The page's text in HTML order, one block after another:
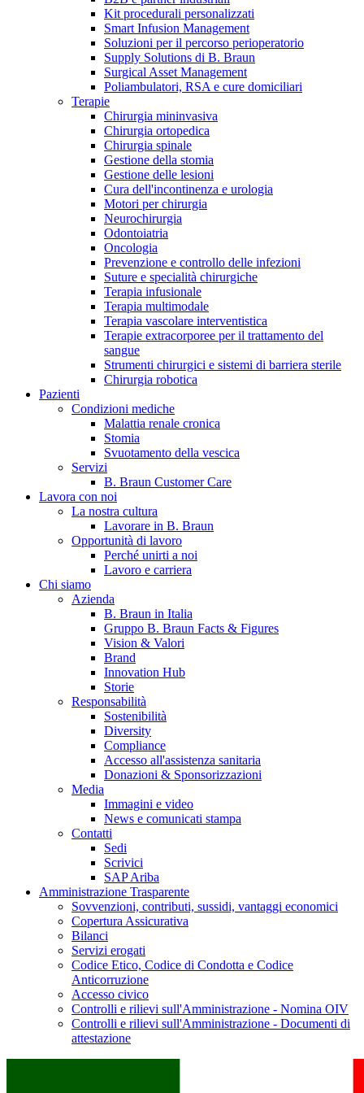
Catalogo prodotti
Trova il prodotto che stai cercando. Visita il catalogo B.
Braun con il nostro portfolio completo.
Hai domande o richieste? Scrivici per entrare subito in
contatto con un nostro referente.
B. Braun in Italia
Scopri chi siamo ed entra nel mondo di B. Braun in Italia: 4
sedi, 4 aziende, più di 700 dipendenti e un Centro di
Eccellenza a livello globale.
Kit procedurali personalizzati
Smart Infusion Management
Soluzioni per il percorso perioperatorio
Supply Solutions di B. Braun
Surgical Asset Management
Poliambulatori, RSA e cure domiciliari
Terapie
Chirurgia mininvasiva
Chirurgia ortopedica
Chirurgia spinale
Gestione della stomia
Gestione delle lesioni
Cura dell'incontinenza e urologia
Motori per chirurgia
Neurochirurgia
Odontoiatria
Oncologia
Prevenzione e controllo delle infezioni
Suture e specialità chirurgiche
Terapia infusionale
Terapia multimodale
Terapia vascolare interventistica
Terapie extracorporee per il trattamento del
sangue
Strumenti chirurgici e sistemi di barriera sterile
Chirurgia robotica
Pazienti
Condizioni mediche
Malattia renale cronica
Stomia
Svuotamento della vescica
Servizi
B. Braun Customer Care
Lavora con noi
La nostra cultura
Lavorare in B. Braun
Opportunità di lavoro
Perché unirti a noi
Lavoro e carriera
Chi siamo
Azienda
B. Braun in Italia
Gruppo B. Braun Facts & Figures
Vision & Valori
Brand
Innovation Hub
Storie
Responsabilità
Sostenibilità
Diversity
Compliance
Accesso all'assistenza sanitaria
Donazioni & Sponsorizzazioni
Media
Immagini e video
News e comunicati stampa
Contatti
Sedi
Scrivici
SAP Ariba
Amministrazione Trasparente
Sovvenzioni, contributi, sussidi, vantaggi economici
Copertura Assicurativa
Bilanci
Servizi erogati
Codice Etico, Codice di Condotta e Codice
Anticorruzione
Accesso civico
Controlli e rilievi sull'Amministrazione - Nomina OIV
Controlli e rilievi sull'Amministrazione - Documenti di
attestazione